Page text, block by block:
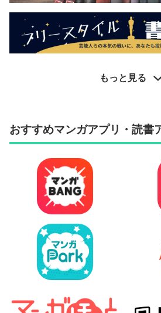
もっと見る
おすすめマンガアプリ・読書